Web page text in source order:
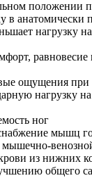
положении
в анатомически
нагрузку
ощущения при
нагрузку
ног
мышц
мышечно-
из нижних
общего